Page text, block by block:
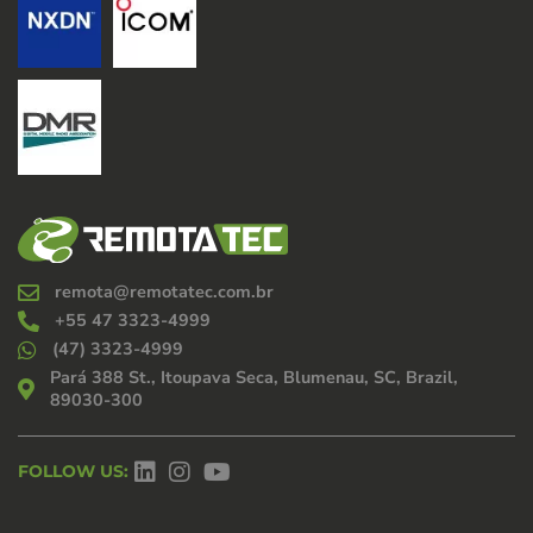
remota@remotatec.com.br
+55 47 3323-4999
(47) 3323-4999
Pará 388 St., Itoupava Seca, Blumenau, SC, Brazil,
89030-300
FOLLOW US: